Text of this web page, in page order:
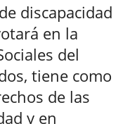
discapacidad
en la
del
tiene como
de las
y en